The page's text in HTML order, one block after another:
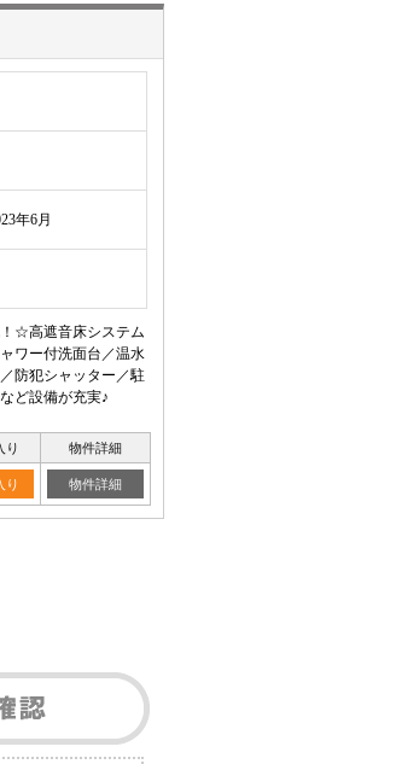
年6月
☆高遮音床システム
ワー付洗面台／温水
防犯シャッター／駐
ど設備が充実♪
り 物件詳細
り 物件詳細